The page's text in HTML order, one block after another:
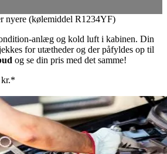
nyere (kølemiddel R1234YF)
anlæg og kold luft i kabinen. Din
for utætheder og der påfyldes op til
og se din pris med det samme!
kr.*